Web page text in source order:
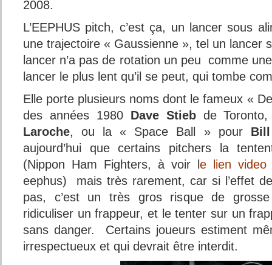
2008.
L’EEPHUS pitch, c’est ça, un lancer sous
une trajectoire « Gaussienne », tel un lancer
lancer n’a pas de rotation un peu comme
lancer le plus lent qu’il se peut, qui tombe
Elle porte plusieurs noms dont le fameux «
des années 1980 Dave Stiebde
Laroche, ou la « Space Ball » pour
aujourd’hui que certains pitchers la
(Nippon Ham Fighters, à voir l e lien
eephus) mais très rarement, car si l’effet
pas, c’est un très gros risque de
ridiculiser un frappeur, et le tenter sur un
sans danger. Certains joueurs estiment
irrespectueux et qui devrait être interdit.